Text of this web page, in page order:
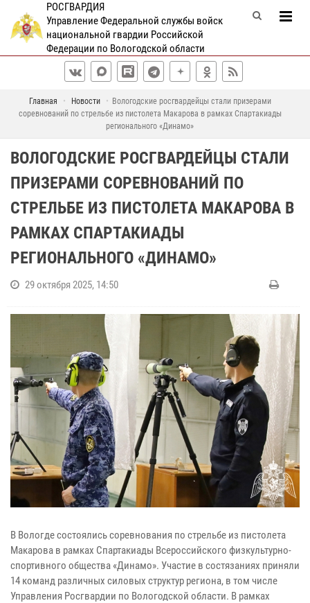
РОСГВАРДИЯ
Управление Федеральной службы войск
национальной гвардии Российской
Федерации по Вологодской области
Главная Новости
Вологодские росгвардейцы стали призерами
соревнований по стрельбе из пистолета Макарова в рамках Спартакиады
регионального «Динамо»
ВОЛОГОДСКИЕ РОСГВАРДЕЙЦЫ СТАЛИ
ПРИЗЕРАМИ СОРЕВНОВАНИЙ ПО
СТРЕЛЬБЕ ИЗ ПИСТОЛЕТА МАКАРОВА В
РАМКАХ СПАРТАКИАДЫ
РЕГИОНАЛЬНОГО «ДИНАМО»
29 октября 2025, 14:50
В Вологде состоялись соревнования по стрельбе из пистолета
Макарова в рамках Спартакиады Всероссийского физкультурно-
спортивного общества «Динамо». Участие в состязаниях приняли
14 команд различных силовых структур региона, в том числе
Управления Росгвардии по Вологодской области. В рамках